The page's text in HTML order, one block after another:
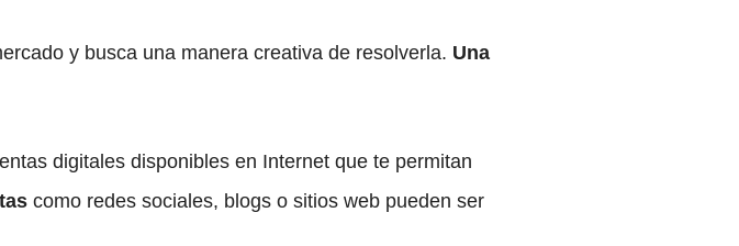
y busca una manera creativa de resolverla. Una
digitales disponibles en Internet que te permitan
como redes sociales, blogs o sitios web pueden ser